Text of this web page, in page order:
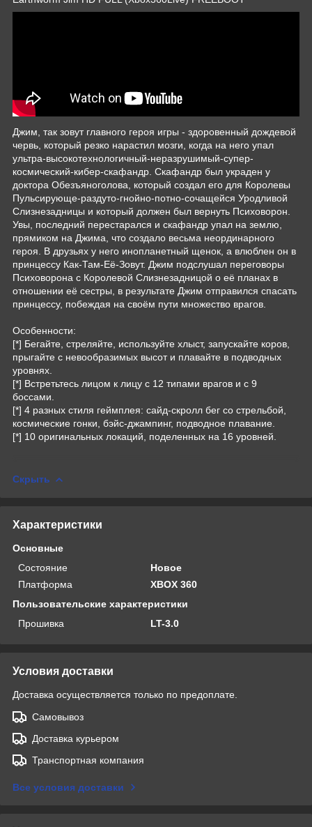
Джим, так зовут главного героя игры - здоровенный дождевой
червь, который резко нарастил мозги, когда на него упал
ультра-высокотехнологичный-неразрушимый-супер-
космический-кибер-скафандр. Скафандр был украден у
доктора Обезъяноголова, который создал его для Королевы
Пульсирующе-раздуто-гнойно-потно-сочащейся Уродливой
Слизнезадницы и который должен был вернуть Психоворон.
Увы, последний перестарался и скафандр упал на землю,
прямиком на Джима, что создало весьма неординарного
героя. В друзьях у него инопланетный щенок, а влюблен он в
принцессу Как-Там-Её-Зовут. Джим подслушал переговоры
Психоворона с Королевой Слизнезадницой о её планах в
отношении её сестры, в результате Джим отправился спасать
принцессу, побеждая на своём пути множество врагов.
Особенности:
[*] Бегайте, стреляйте, используйте хлыст, запускайте коров,
прыгайте с невообразимых высот и плавайте в подводных
уровнях.
[*] Встретьтесь лицом к лицу с 12 типами врагов и с 9
боссами.
[*] 4 разных стиля геймплея: сайд-скролл бег со стрельбой,
космические гонки, бэйс-джампинг, подводное плавание.
[*] 10 оригинальных локаций, поделенных на 16 уровней.
Скрыть
Характеристики
Основные
Состояние
Новое
Платформа
XBOX 360
Пользовательские характеристики
Прошивка
LT-3.0
Условия доставки
Доставка осуществляется только по предоплате.
Самовывоз
Доставка курьером
Транспортная компания
Все условия доставки